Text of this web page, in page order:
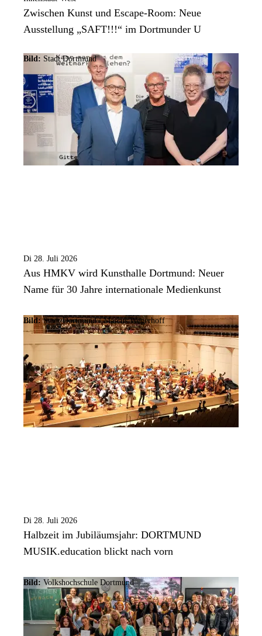
Zwischen Kunst und Escape-Room: Neue
Ausstellung „SAFT!!!“ im Dortmunder U
Bild: Stadt Dortmund
Di 28. Juli 2026
Aus HMKV wird Kunsthalle Dortmund: Neuer
Name für 30 Jahre internationale Medienkunst
Bild: Stadt Dortmund / Marcus Wegerhoff
Di 28. Juli 2026
Halbzeit im Jubiläumsjahr: DORTMUND
MUSIK.education blickt nach vorn
Bild: Volkshochschule Dortmund